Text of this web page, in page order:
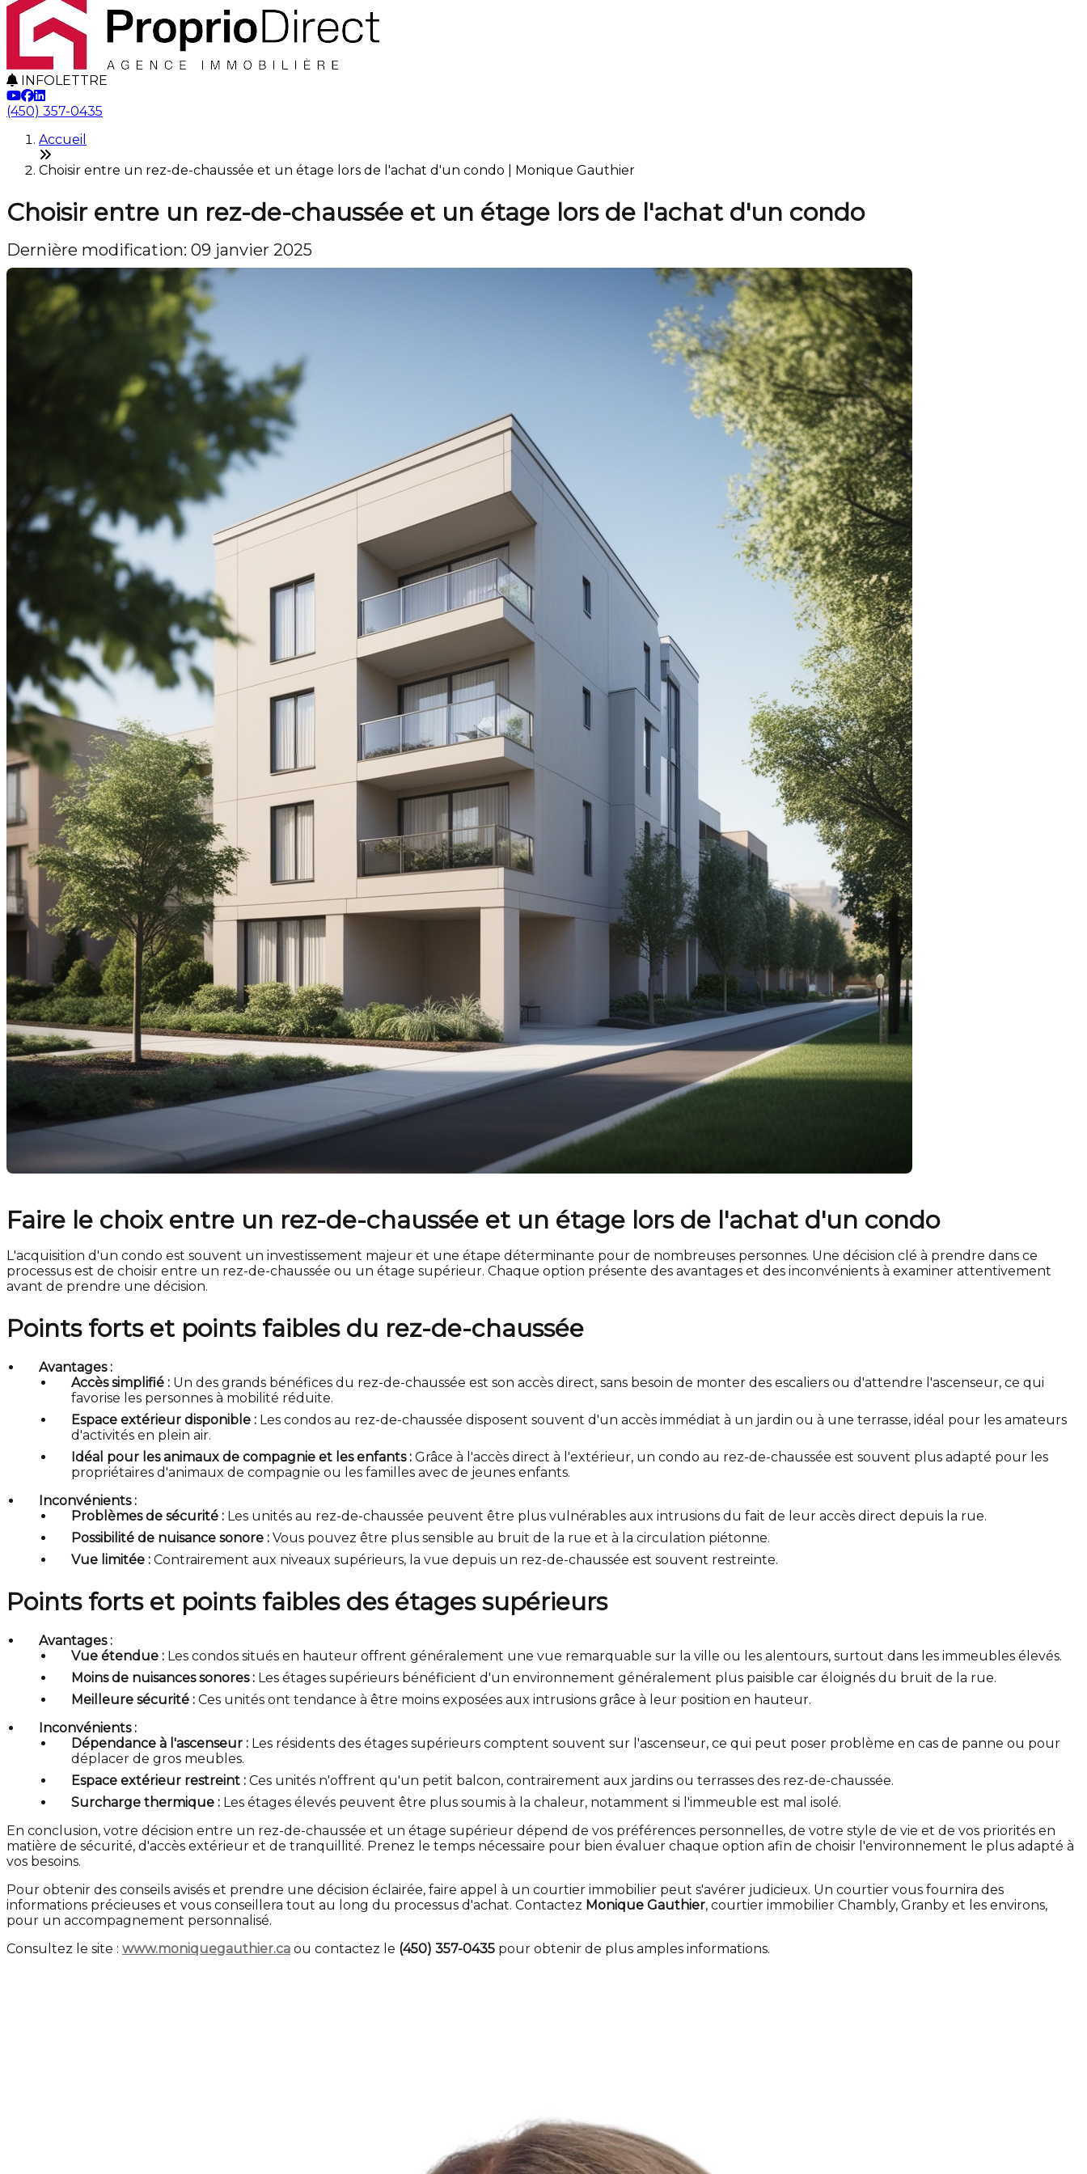
INFOLETTRE
(450) 357-0435
Accueil
Choisir entre un rez-de-chaussée et un étage lors de l'achat d'un condo | Monique Gauthier
Choisir entre un rez-de-chaussée et un étage lors de l'achat d'un condo
Dernière modification: 09 janvier 2025
Faire le choix entre un rez-de-chaussée et un étage lors de l'achat d'un condo
L'acquisition d'un condo est souvent un investissement majeur et une étape déterminante pour de nombreuses personnes. Une décision clé à prendre dans ce
processus est de choisir entre un rez-de-chaussée ou un étage supérieur. Chaque option présente des avantages et des inconvénients à examiner attentivement
avant de prendre une décision.
Points forts et points faibles du rez-de-chaussée
Avantages :
Accès simplifié : Un des grands bénéfices du rez-de-chaussée est son accès direct, sans besoin de monter des escaliers ou d'attendre l'ascenseur, ce qui
favorise les personnes à mobilité réduite.
Espace extérieur disponible : Les condos au rez-de-chaussée disposent souvent d'un accès immédiat à un jardin ou à une terrasse, idéal pour les amateurs
d'activités en plein air.
Idéal pour les animaux de compagnie et les enfants : Grâce à l'accès direct à l'extérieur, un condo au rez-de-chaussée est souvent plus adapté pour les
propriétaires d'animaux de compagnie ou les familles avec de jeunes enfants.
Inconvénients :
Problèmes de sécurité : Les unités au rez-de-chaussée peuvent être plus vulnérables aux intrusions du fait de leur accès direct depuis la rue.
Possibilité de nuisance sonore : Vous pouvez être plus sensible au bruit de la rue et à la circulation piétonne.
Vue limitée : Contrairement aux niveaux supérieurs, la vue depuis un rez-de-chaussée est souvent restreinte.
Points forts et points faibles des étages supérieurs
Avantages :
Vue étendue : Les condos situés en hauteur offrent généralement une vue remarquable sur la ville ou les alentours, surtout dans les immeubles élevés.
Moins de nuisances sonores : Les étages supérieurs bénéficient d'un environnement généralement plus paisible car éloignés du bruit de la rue.
Meilleure sécurité : Ces unités ont tendance à être moins exposées aux intrusions grâce à leur position en hauteur.
Inconvénients :
Dépendance à l'ascenseur : Les résidents des étages supérieurs comptent souvent sur l'ascenseur, ce qui peut poser problème en cas de panne ou pour
déplacer de gros meubles.
Espace extérieur restreint : Ces unités n'offrent qu'un petit balcon, contrairement aux jardins ou terrasses des rez-de-chaussée.
Surcharge thermique : Les étages élevés peuvent être plus soumis à la chaleur, notamment si l'immeuble est mal isolé.
En conclusion, votre décision entre un rez-de-chaussée et un étage supérieur dépend de vos préférences personnelles, de votre style de vie et de vos priorités en
matière de sécurité, d'accès extérieur et de tranquillité. Prenez le temps nécessaire pour bien évaluer chaque option afin de choisir l'environnement le plus adapté à
vos besoins.
Pour obtenir des conseils avisés et prendre une décision éclairée, faire appel à un courtier immobilier peut s'avérer judicieux. Un courtier vous fournira des
informations précieuses et vous conseillera tout au long du processus d'achat. Contactez Monique Gauthier, courtier immobilier Chambly, Granby et les environs,
pour un accompagnement personnalisé.
Consultez le site : www.moniquegauthier.ca ou contactez le (450) 357-0435 pour obtenir de plus amples informations.